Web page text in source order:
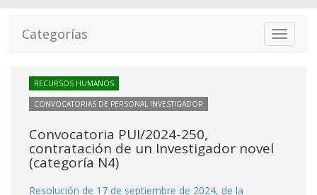
Toggle
Categorías
RECURSOS HUMANOS
CONVOCATORIAS DE PERSONAL INVESTIGADOR
Convocatoria PUI/2024-250,
contratación de un Investigador novel
(categoría N4)
Resolución de 17 de septiembre de 2024, de la